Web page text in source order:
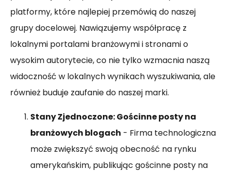
platformy, które najlepiej przemówią do naszej
grupy docelowej. Nawiązujemy współpracę z
lokalnymi portalami branżowymi i stronami o
wysokim autorytecie, co nie tylko wzmacnia naszą
widoczność w lokalnych wynikach wyszukiwania, ale
również buduje zaufanie do naszej marki.
Stany Zjednoczone: Gościnne posty na
branżowych blogach - Firma technologiczna
może zwiększyć swoją obecność na rynku
amerykańskim, publikując gościnne posty na